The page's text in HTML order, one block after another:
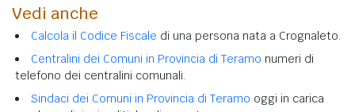
Vedi anche
Calcola il Codice Fiscale di una persona nata a Crognaleto.
Centralini dei Comuni in Provincia di Teramo numeri di
telefono dei centralini comunali.
Sindaci dei Comuni in Provincia di Teramo oggi in carica